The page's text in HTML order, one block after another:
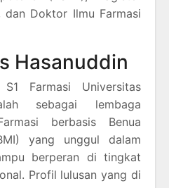
dan Doktor Ilmu Farmasi
Hasanuddin
Farmasi Universitas
sebagai lembaga
berbasis Benua
yang unggul dalam
berperan di tingkat
Profil lulusan yang di